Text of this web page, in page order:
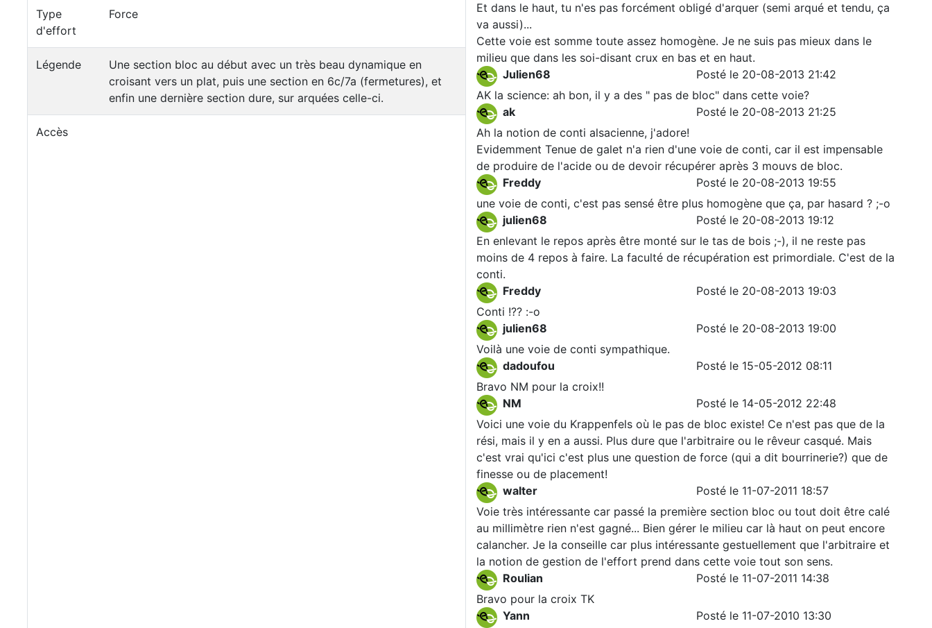
Type
d'effort
Force
Légende
Une section bloc au début avec un très beau dynamique en
croisant vers un plat, puis une section en 6c/7a (fermetures), et
enfin une dernière section dure, sur arquées celle-ci.
Accès
Et dans le haut, tu n'es pas forcément obligé d'arquer (semi arqué et tendu, ça
va aussi)...
Cette voie est somme toute assez homogène. Je ne suis pas mieux dans le
milieu que dans les soi-disant crux en bas et en haut.
Julien68
Posté le 20-08-2013 21:42
AK la science: ah bon, il y a des " pas de bloc" dans cette voie?
ak
Posté le 20-08-2013 21:25
Ah la notion de conti alsacienne, j'adore!
Evidemment Tenue de galet n'a rien d'une voie de conti, car il est impensable
de produire de l'acide ou de devoir récupérer après 3 mouvs de bloc.
Freddy
Posté le 20-08-2013 19:55
une voie de conti, c'est pas sensé être plus homogène que ça, par hasard ? ;-o
julien68
Posté le 20-08-2013 19:12
En enlevant le repos après être monté sur le tas de bois ;-), il ne reste pas
moins de 4 repos à faire. La faculté de récupération est primordiale. C'est de la
conti.
Freddy
Posté le 20-08-2013 19:03
Conti !?? :-o
julien68
Posté le 20-08-2013 19:00
Voilà une voie de conti sympathique.
dadoufou
Posté le 15-05-2012 08:11
Bravo NM pour la croix!!
NM
Posté le 14-05-2012 22:48
Voici une voie du Krappenfels où le pas de bloc existe! Ce n'est pas que de la
rési, mais il y en a aussi. Plus dure que l'arbitraire ou le rêveur casqué. Mais
c'est vrai qu'ici c'est plus une question de force (qui a dit bourrinerie?) que de
finesse ou de placement!
walter
Posté le 11-07-2011 18:57
Voie très intéressante car passé la première section bloc ou tout doit être calé
au millimètre rien n'est gagné... Bien gérer le milieu car là haut on peut encore
calancher. Je la conseille car plus intéressante gestuellement que l'arbitraire et
la notion de gestion de l'effort prend dans cette voie tout son sens.
Roulian
Posté le 11-07-2011 14:38
Bravo pour la croix TK
Yann
Posté le 11-07-2010 13:30